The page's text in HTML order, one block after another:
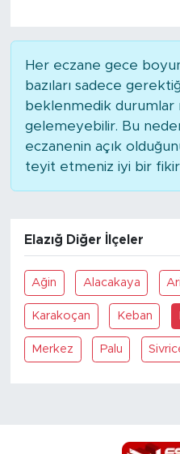
Her eczane gece
bazıları sadece
beklenmedik
gelemeyebilir. Bu
eczanenin açık
teyit etmeniz iyi bir fikir
Elazığ Diğer İlçeler
Ağin Alacakaya
Karakoçan Keban
Merkez Palu